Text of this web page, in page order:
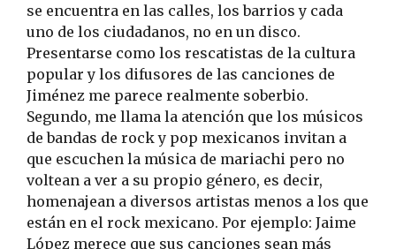
se encuentra en las calles, los barrios y cada
uno de los ciudadanos, no en un disco.
Presentarse como los rescatistas de la cultura
popular y los difusores de las canciones de
Jiménez me parece realmente soberbio.
Segundo, me llama la atención que los músicos
de bandas de rock y pop mexicanos invitan a
que escuchen la música de mariachi pero no
voltean a ver a su propio género, es decir,
homenajean a diversos artistas menos a los que
están en el rock mexicano. Por ejemplo: Jaime
López merece que sus canciones sean más